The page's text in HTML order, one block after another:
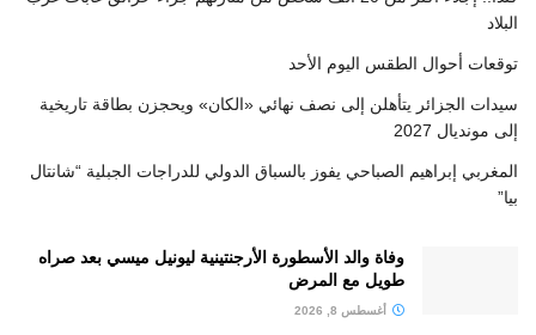
البلاد
توقعات أحوال الطقس اليوم الأحد
سيدات الجزائر يتأهلن إلى نصف نهائي «الكان» ويحجزن بطاقة تاريخية
إلى مونديال 2027
المغربي إبراهيم الصباحي يفوز بالسباق الدولي للدراجات الجبلية “شانتال
بيا”
وفاة والد الأسطورة الأرجنتينية ليونيل ميسي بعد صراه
طويل مع المرض
أغسطس 8, 2026